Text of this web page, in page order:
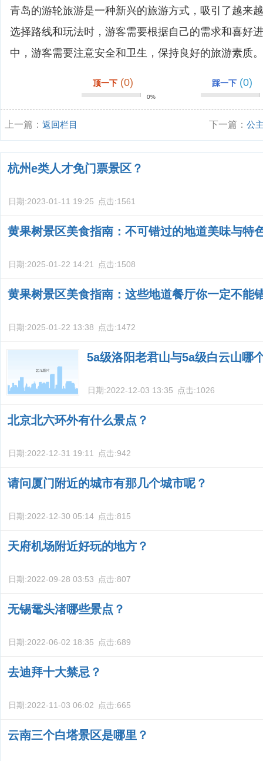
青岛的游轮旅游是一种新兴的旅游方式，吸引了越来
选择路线和玩法时，游客需要根据自己的需求和喜好
中，游客需要注意安全和卫生，保持良好的旅游素质。
顶一下 (0)
0%
踩一下 (0)
上一篇： 返回栏目 下一篇：公
邮轮光速体
杭州e类人才免门票景区？
日期:2023-01-11 19:25 点击:1561
黄果树景区美食指南：不可错过的地道美味与特
日期:2025-01-22 14:21 点击:1508
黄果树景区美食指南：这些地道餐厅你一定不能
日期:2025-01-22 13:38 点击:1472
5a级洛阳老君山与5a级白云山哪
日期:2022-12-03 13:35 点击:1026
北京北六环外有什么景点？
日期:2022-12-31 19:11 点击:942
请问厦门附近的城市有那几个城市呢？
日期:2022-12-30 05:14 点击:815
天府机场附近好玩的地方？
日期:2022-09-28 03:53 点击:807
无锡鼋头渚哪些景点？
日期:2022-06-02 18:35 点击:689
去迪拜十大禁忌？
日期:2022-11-03 06:02 点击:665
云南三个白塔景区是哪里？